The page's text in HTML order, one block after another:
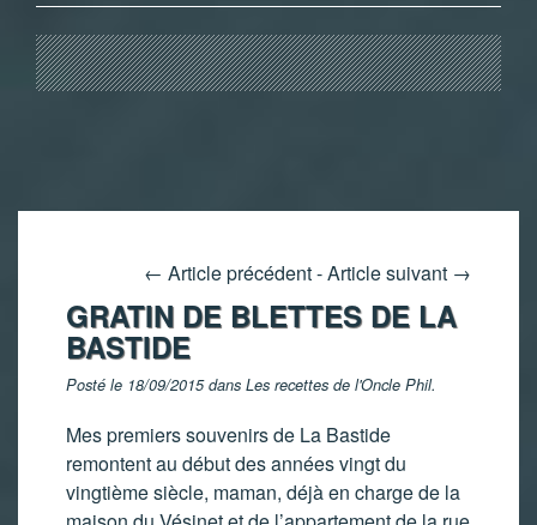
← Article précédent-Article suivant →
GRATIN DE BLETTES DE LA
BASTIDE
Posté le 18/09/2015 dans Les recettes de l'Oncle Phil.
Mes premiers souvenirs de La Bastide
remontent au début des années vingt du
vingtième siècle, maman, déjà en charge de la